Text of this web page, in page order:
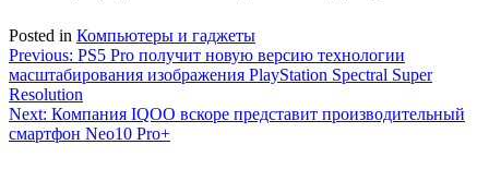
Posted in Компьютеры и гаджеты
Навигация
по
записям
Previous: PS5 Pro получит новую версию технологии
масштабирования изображения PlayStation Spectral Super
Resolution
Next: Компания IQOO вскоре представит производительный
смартфон Neo10 Pro+